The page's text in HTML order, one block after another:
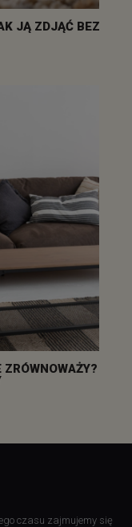
JĄ ZDJĄĆ BEZ
czasu zajmujemy się